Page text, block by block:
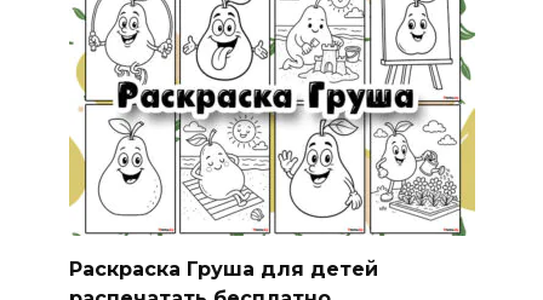
Раскраска Груша для детей